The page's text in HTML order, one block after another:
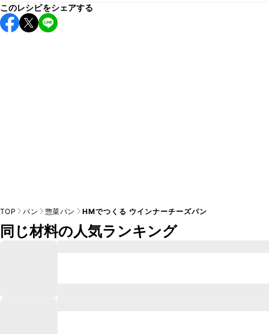
保存期間は冷蔵で翌日中が目安です。なるべくお早めにお召
し上がりください。
このレシピをシェアする
TOP パン 惣菜パン HMでつくる ウインナーチーズパン
同じ材料の人気ランキング